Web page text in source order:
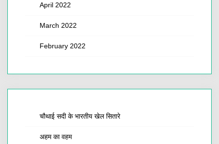
April 2022
March 2022
February 2022
चौथाई सदी के भारतीय खेल सितारे
अहम का वहम